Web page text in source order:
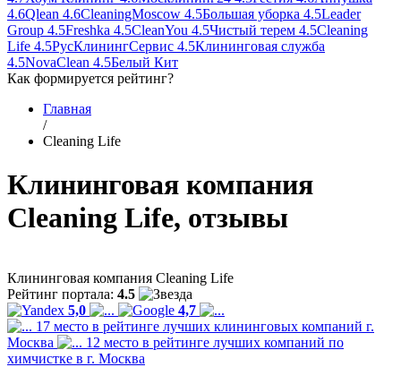
4.6Qlean 4.6CleaningMoscow 4.5Большая уборка 4.5Leader
Group 4.5Freshka 4.5CleanYou 4.5Чистый терем 4.5Cleaning
Life 4.5РусКлинингСервис 4.5Клининговая служба
4.5NovaClean 4.5Белый Кит
Как формируется рейтинг?
Главная
/
Cleaning Life
Клининговая компания
Cleaning Life, отзывы
Клининговая компания Cleaning Life
Рейтинг портала: 4.5
5,0
4,7
17 место в рейтинге лучших клининговых компаний г.
Москва
12 место в рейтинге лучших компаний по
химчистке в г. Москва